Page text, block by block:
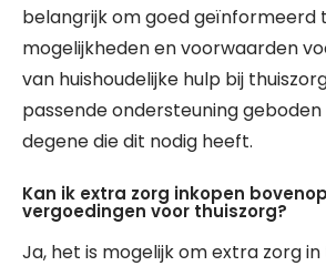
belangrijk om goed geïnformeerd
mogelijkheden en voorwaarden
van huishoudelijke hulp bij
passende ondersteuning
degene die dit nodig heeft.
Kan ik extra zorg inkopen
vergoedingen voor thuiszorg?
Ja, het is mogelijk om extra zorg